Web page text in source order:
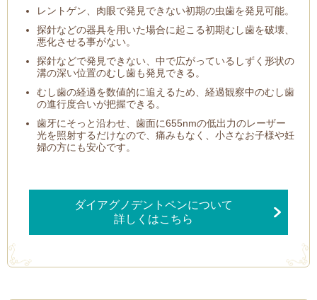
レントゲン、肉眼で発見できない初期の虫歯を発見可能。
探針などの器具を用いた場合に起こる初期むし歯を破壊、
悪化させる事がない。
探針などで発見できない、中で広がっているしずく形状の
溝の深い位置のむし歯も発見できる。
むし歯の経過を数値的に追えるため、経過観察中のむし歯
の進行度合いが把握できる。
歯牙にそっと沿わせ、歯面に655nmの低出力のレーザー
光を照射するだけなので、痛みもなく、小さなお子様や妊
婦の方にも安心です。
ダイアグノデントペンについて
詳しくはこちら